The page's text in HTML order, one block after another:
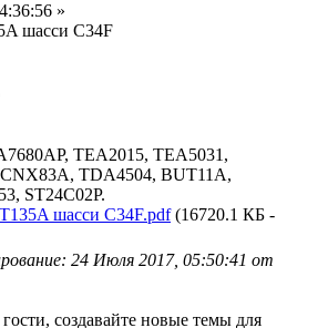
»
шасси C34F
TEA2015, TEA5031,
TDA4504, BUT11A,
ST24C02P.
шасси C34F.pdf(16720.1 КБ -
24 Июля 2017, 05:50:41 от
создавайте новые темы для